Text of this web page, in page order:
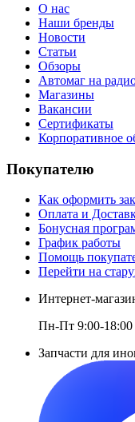
О нас
Наши бренды
Новости
Статьи
Обзоры
Автомаг на
Магазины
Вакансии
Сертификаты
Корпоративное
Покупателю
Как оформить
Оплата и
Бонусная
График работы
Помощь
Перейти на
Интернет-
Пн-Пт 9:00-18:00
Запчасти для